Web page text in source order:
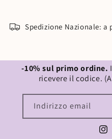
Spedizione Nazionale: a
-10% sul primo ordine.
ricevere il codice.
Indirizzo email